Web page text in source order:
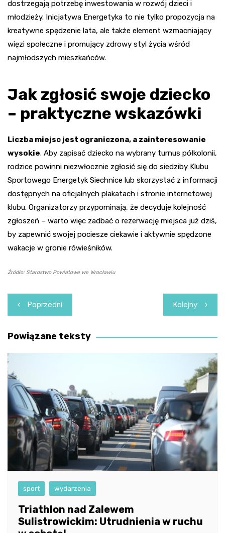
dostrzegają potrzebę inwestowania w rozwój dzieci i
młodzieży. Inicjatywa Energetyka to nie tylko propozycja na
kreatywne spędzenie lata, ale także element wzmacniający
więzi społeczne i promujący zdrowy styl życia wśród
najmłodszych mieszkańców.
Jak zgłosić swoje dziecko
– praktyczne wskazówki
Liczba miejsc jest ograniczona, a zainteresowanie
wysokie. Aby zapisać dziecko na wybrany turnus półkolonii,
rodzice powinni niezwłocznie zgłosić się do siedziby Klubu
Sportowego Energetyk Siechnice lub skorzystać z informacji
dostępnych na oficjalnych plakatach i stronie internetowej
klubu. Organizatorzy przypominają, że decyduje kolejność
zgłoszeń – warto więc zadbać o rezerwację miejsca już dziś,
by zapewnić swojej pociesze ciekawie i aktywnie spędzone
wakacje w gronie rówieśników.
Źródło: Starostwo Powiatowe we Wrocławiu
Nawigacja
wpisu
Poprzedni Kolejny
Powiązane teksty
sport wydarzenia
Triathlon nad Zalewem
Sulistrowickim: Utrudnienia w ruchu